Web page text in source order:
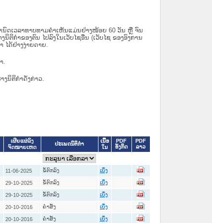
ນົດເວລາທາບທາມຄໍາເຫັນແມ່ນຢ່າງໜ້ອຍ 60 ວັນ ຫຼື ຈົນ
ກຳຂອງຕົນ ໄປລົງໃນ​ເວັບ​ໄຊ​ອື່ນ (ເວັບ​ໄຊ​ ຂອງອົງການ
ດ້ຢ່າງງ່າຍດາຍ.
.
ງນິຕິກຳດັ່ງກ່າວ.
ເຜີຍແຜ່ລົງ
ຈົດໝາຍເຫດ
ປະເພດນິຕິກຳ
ເນື້ອ
ໃນ
PDF
ອັງກິດ
PDF
ລາວ
11-06-2025 ຂໍ້ຕົກລົງ ເບິ່ງ
29-10-2025 ຂໍ້ຕົກລົງ ເບິ່ງ
29-10-2025 ຂໍ້ຕົກລົງ ເບິ່ງ
20-10-2016 ຄໍາສັ່ງ ເບິ່ງ
20-10-2016 ຄໍາສັ່ງ ເບິ່ງ